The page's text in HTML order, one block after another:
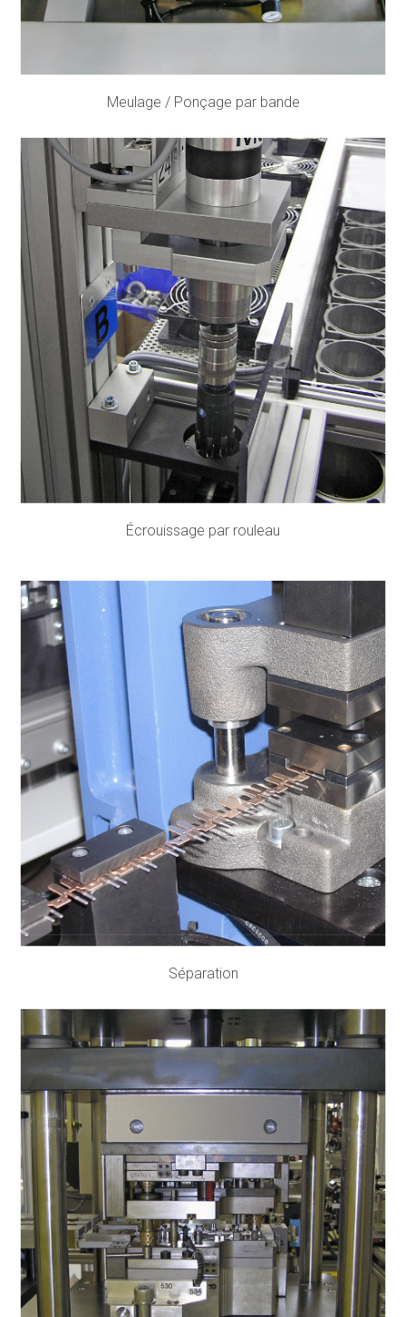
Meulage / Ponçage par bande
Écrouissage par rouleau
Séparation